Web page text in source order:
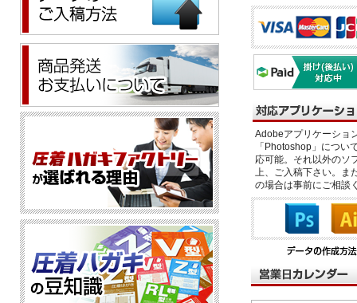
Adobeアプリケーショ
「Photoshop」につい
応可能。それ以外のソ
上、ご入稿下さい。ま
の場合は事前にご相談